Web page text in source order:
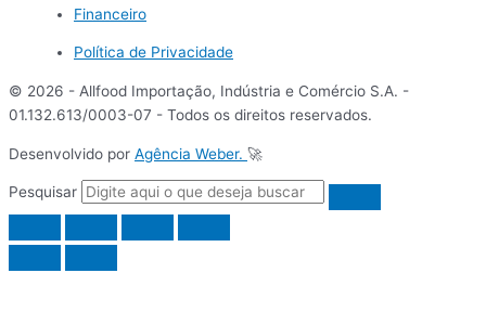
Financeiro
Política de Privacidade
© 2026 - Allfood Importação, Indústria e Comércio S.A. -
01.132.613/0003-07 - Todos os direitos reservados.
Desenvolvido por Agência Weber. 🚀
Pesquisar